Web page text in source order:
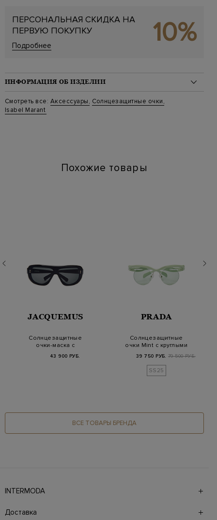
ПЕРСОНАЛЬНАЯ СКИДКА НА
ПЕРВУЮ ПОКУПКУ
Подробнее 10%
ИНФОРМАЦИЯ ОБ ИЗДЕЛИИ
Материал: стекло 100%, пластик 100%
Цвет: Серый
Артикул: IM0056S 010
Смотреть все: Аксессуары, Солнцезащитные очки,
Isabel Marant
Похожие товары
JACQUEMUS
Солнцезащитные
очки-маска с
линзами
43 900 РУБ.
PRADA
Солнцезащитные
очки Mint с круглыми
линз…
39 750 РУБ. 79 500 РУБ.
SS25
ВСЕ ТОВАРЫ БРЕНДА
INTERMODA
брендов на 4 этажах в самом центре города. На сайте
также презентованы новинки с последних показов и
Доставка